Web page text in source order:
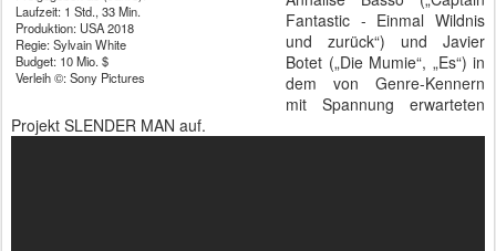
Laufzeit: 1 Std., 33 Min.
Produktion: USA 2018
Regie: Sylvain White
Budget: 10 Mio. $
Verleih ©: Sony Pictures
Fantastic - Einmal Wildnis
und zurück“) und Javier
Botet („Die Mumie“, „Es“) in
dem von Genre-Kennern
mit Spannung erwarteten
Projekt SLENDER MAN auf.